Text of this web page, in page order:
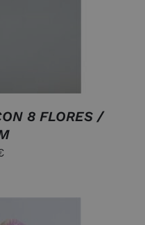
8 FLORES /